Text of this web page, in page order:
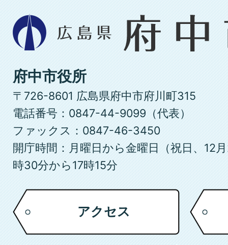
広
島
県
府
中
市
府中市役所
〒726-8601 広島県府中市府川町315
電話番号：0847-44-9099（代表）
ファックス：0847-46-3450
開庁時間：月曜日から金曜日（祝日、12
時30分から17時15分
アクセス